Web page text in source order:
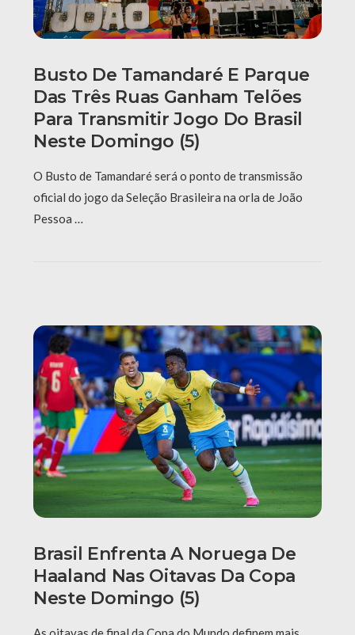
Busto De Tamandaré E Parque
Das Três Ruas Ganham Telões
Para Transmitir Jogo Do Brasil
Neste Domingo (5)
O Busto de Tamandaré será o ponto de transmissão
oficial do jogo da Seleção Brasileira na orla de João
Pessoa …
Brasil Enfrenta A Noruega De
Haaland Nas Oitavas Da Copa
Neste Domingo (5)